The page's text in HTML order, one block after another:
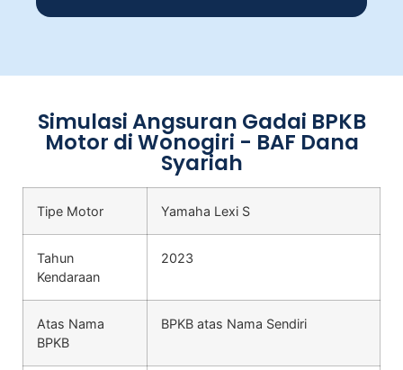
Simulasi Angsuran Gadai BPKB
Motor di Wonogiri - BAF Dana
Syariah
Tipe Motor Yamaha Lexi S
Tahun
Kendaraan
2023
Atas Nama
BPKB
BPKB atas Nama Sendiri